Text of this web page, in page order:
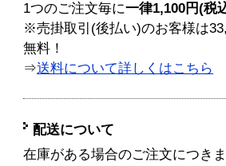
1つのご注文毎に一律1,100円(税
※売掛取引(後払い)のお客様は
無料！
⇒送料について詳しくはこちら
配送について
在庫がある場合のご注文につき